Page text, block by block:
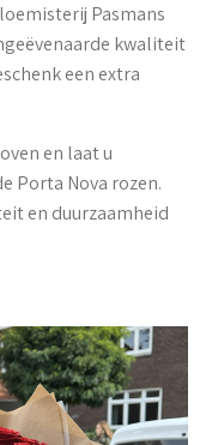
Pasmans
kwaliteit
een extra
en laat u
Porta Nova rozen.
en duurzaamheid